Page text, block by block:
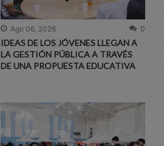
Ago 06, 2026 0
IDEAS DE LOS JÓVENES LLEGAN A
LA GESTIÓN PÚBLICA A TRAVÉS
DE UNA PROPUESTA EDUCATIVA